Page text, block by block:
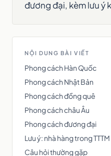
đương đại, kèm lưu ý
NỘI DUNG BÀI VIẾT
Phong cách Hàn Quốc
Phong cách Nhật Bản
Phong cách đồng quê
Phong cách châu Âu
Phong cách đương đại
Lưu ý: nhà hàng trong
Câu hỏi thường gặp